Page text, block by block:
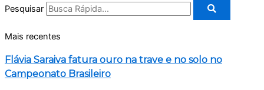
Pesquisar
Mais recentes
Flávia Saraiva fatura ouro na trave e no solo no
Campeonato Brasileiro